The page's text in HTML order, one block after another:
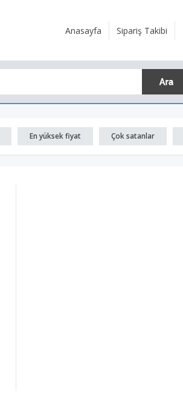
Anasayfa Sipariş Takibi
En yüksek fiyat Çok satanlar